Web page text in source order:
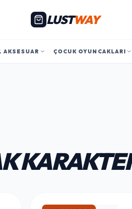
LUSTWAY
AKSESUAR ÇOCUK OYUNCAKLARI